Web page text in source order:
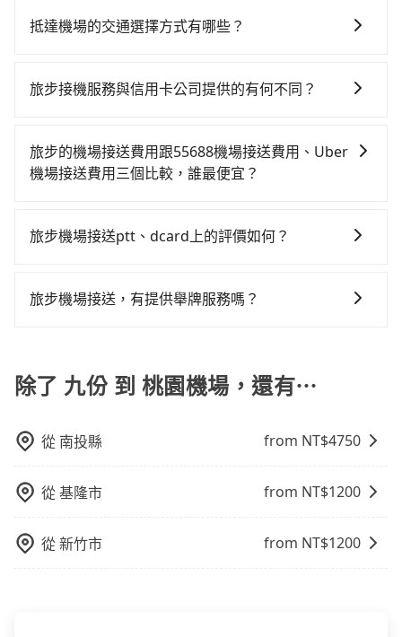
往桃園高鐵站，每人票價160元，再用5分鐘出站、等待
程加上轉車時間共2小時8分鐘，假設一人獨行，交通費
車四處尋找乘客。所以如果你臨時需要一輛計程車，可
能得等很久，或者根本等不到任何空車出現。。但如果
額外負擔700元車資，而且更會額外浪費68分鐘在轉乘
灣大車隊、Uber、Line Taxi、Yoxi等。依照里程跳錶計
車並不會在街上巡迴。你幾乎不可能直接攔到車。當地
上，tripool都是你從九份到桃園機場的最佳選擇。
抵達機場的交通選擇方式有哪些？
舉一些常見的選擇： 1. 捷運：如果機場附近有捷運或輕
方式。 3. 計程車：計程車通常是到達機場的比較昂貴的
選擇，但對於携帶大量行李或急需前往機場的乘客來
道價格，避免爭議。 4. 預約機場接送：可以提前預訂服
且下高鐵後還需轉搭其他接駁方式抵達機場，對於入、
並根據自己的需要選擇最方便和經濟實惠的交通方式。
旅步接機服務與信用卡公司提供的有何不同？
接送體驗。相較於信用卡公司提供的免費接送服務，旅
步提供更多的彈性和客製化選擇，我們會根據您的抵達
司機，為您提供更加安全和穩定的機場接送服務。
旅步的機場接送費用跟55688機場接送費用、Uber
機場接送費用三個比較，誰最便宜？
當天實際行駛里程及路線而有所不同，因為車資是浮動
和uber是更便宜的。
旅步機場接送ptt、dcard上的評價如何？
於旅步的價格透明、服務可靠以及司機親切且專業態度
旅步機場接送，有提供舉牌服務嗎？
除了 九份 到 桃園機場，還有⋯
從 南投縣 from NT$4750
從基隆市 from NT$1200
從新竹市 from NT$1200